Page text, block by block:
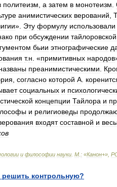
политеизм а затем в монотеизм
анимистических верований
». Эту формулу использовали
при обсуждении тайлоровской
бьии этнографические
т.н . «примитивных народов
преанимистическими
согласно которой А
социальных и
концепции Тайлора и
и религиоведы
входят составной и
и философии науки М : «Канон+»,
решить контрольную?